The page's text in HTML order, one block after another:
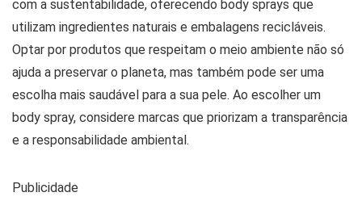
com a sustentabilidade, oferecendo body sprays que
utilizam ingredientes naturais e embalagens recicláveis.
Optar por produtos que respeitam o meio ambiente não só
ajuda a preservar o planeta, mas também pode ser uma
escolha mais saudável para a sua pele. Ao escolher um
body spray, considere marcas que priorizam a transparência
e a responsabilidade ambiental.
Publicidade